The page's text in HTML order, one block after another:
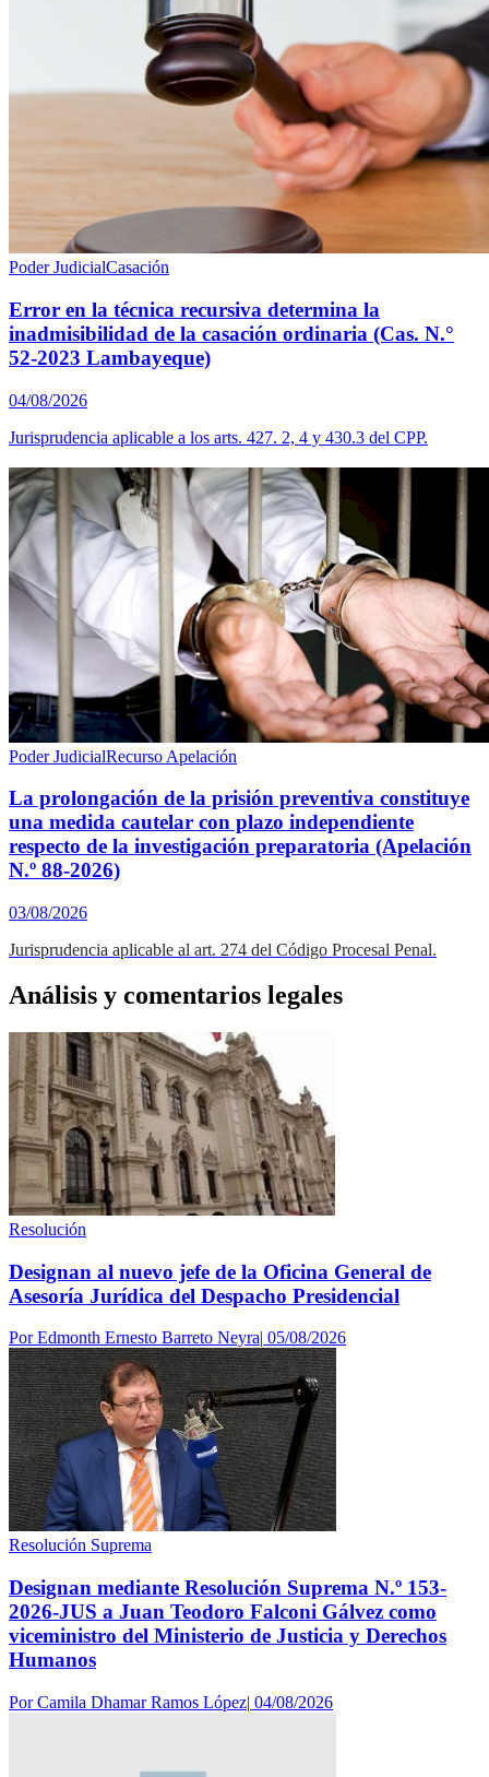
Poder JudicialCasación
Error en la técnica recursiva determina la
inadmisibilidad de la casación ordinaria (Cas. N.°
52-2023 Lambayeque)
04/08/2026
Jurisprudencia aplicable a los arts. 427. 2, 4 y 430.3 del CPP.
Poder JudicialRecurso Apelación
La prolongación de la prisión preventiva constituye
una medida cautelar con plazo independiente
respecto de la investigación preparatoria (Apelación
N.º 88-2026)
03/08/2026
Jurisprudencia aplicable al art. 274 del Código Procesal Penal.
Análisis y comentarios legales
Resolución
Designan al nuevo jefe de la Oficina General de
Asesoría Jurídica del Despacho Presidencial
PorEdmonth Ernesto Barreto Neyra| 05/08/2026
Resolución Suprema
Designan mediante Resolución Suprema N.º 153-
2026-JUS a Juan Teodoro Falconi Gálvez como
viceministro del Ministerio de Justicia y Derechos
Humanos
PorCamila Dhamar Ramos López| 04/08/2026